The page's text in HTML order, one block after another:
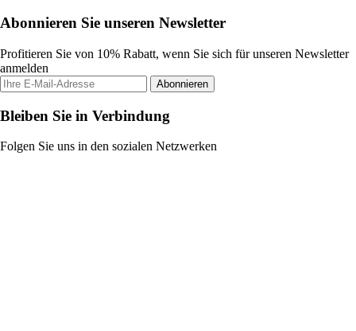
Abonnieren Sie unseren Newsletter
Profitieren Sie von 10% Rabatt, wenn Sie sich für unseren Newsletter
anmelden
Abonnieren
Bleiben Sie in Verbindung
Folgen Sie uns in den sozialen Netzwerken